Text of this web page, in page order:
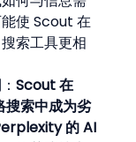
使 Scout 在
索工具更相
Scout 在
搜索中成为劣
的 AI